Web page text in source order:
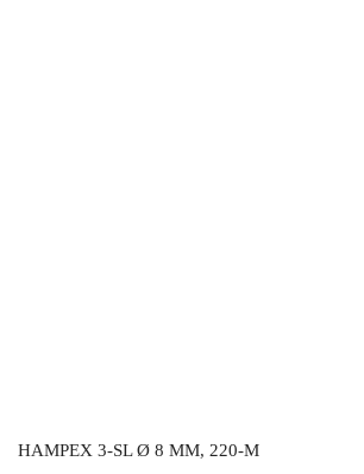
HAMPEX 3-SL Ø 8 MM, 220-M